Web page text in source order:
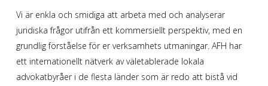
Vi är enkla och smidiga att arbeta med och analyserar
juridiska frågor utifrån ett kommersiellt perspektiv, med en
grundlig förståelse för er verksamhets utmaningar. AFH har
ett internationellt nätverk av väletablerade lokala
advokatbyråer i de flesta länder som är redo att bistå vid